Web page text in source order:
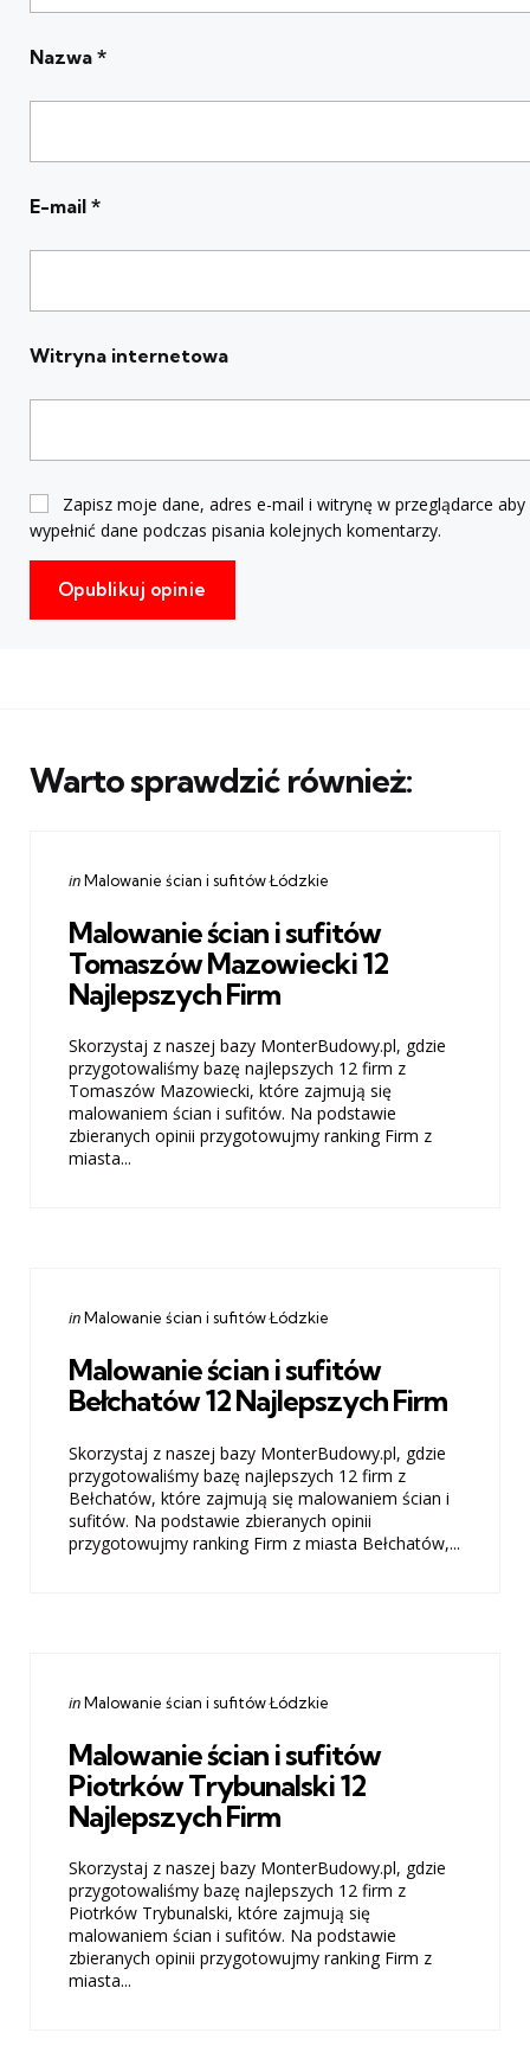
Nazwa *
E-mail *
Witryna internetowa
Zapisz moje dane, adres e-mail i witrynę w przeglądarce aby
wypełnić dane podczas pisania kolejnych komentarzy.
Warto sprawdzić również:
Categories
Posted
inMalowanie ścian i sufitów Łódzkie
Malowanie ścian i sufitów
Tomaszów Mazowiecki 12
Najlepszych Firm
Skorzystaj z naszej bazy MonterBudowy.pl, gdzie
przygotowaliśmy bazę najlepszych 12 firm z
Tomaszów Mazowiecki, które zajmują się
malowaniem ścian i sufitów. Na podstawie
zbieranych opinii przygotowujmy ranking Firm z
miasta...
Categories
Posted
inMalowanie ścian i sufitów Łódzkie
Malowanie ścian i sufitów
Bełchatów 12 Najlepszych Firm
Skorzystaj z naszej bazy MonterBudowy.pl, gdzie
przygotowaliśmy bazę najlepszych 12 firm z
Bełchatów, które zajmują się malowaniem ścian i
sufitów. Na podstawie zbieranych opinii
przygotowujmy ranking Firm z miasta Bełchatów,...
Categories
Posted
inMalowanie ścian i sufitów Łódzkie
Malowanie ścian i sufitów
Piotrków Trybunalski 12
Najlepszych Firm
Skorzystaj z naszej bazy MonterBudowy.pl, gdzie
przygotowaliśmy bazę najlepszych 12 firm z
Piotrków Trybunalski, które zajmują się
malowaniem ścian i sufitów. Na podstawie
zbieranych opinii przygotowujmy ranking Firm z
miasta...